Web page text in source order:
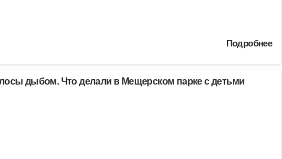
Подробнее
дыбом. Что делали в Мещерском парке с детьми